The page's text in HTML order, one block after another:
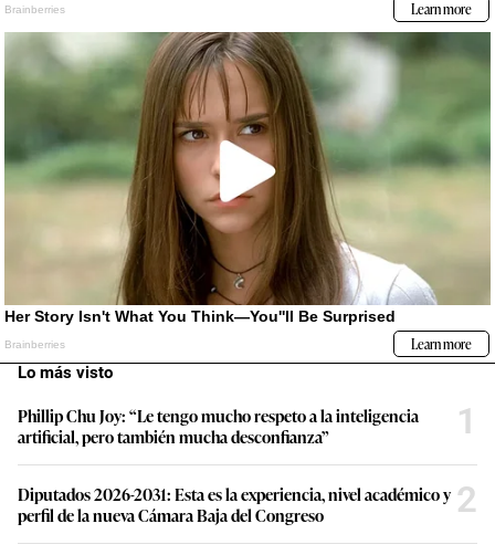
Lo más visto
Phillip Chu Joy: “Le tengo mucho respeto a la inteligencia
artificial, pero también mucha desconfianza”
1
Diputados 2026-2031: Esta es la experiencia, nivel académico y
perfil de la nueva Cámara Baja del Congreso
2